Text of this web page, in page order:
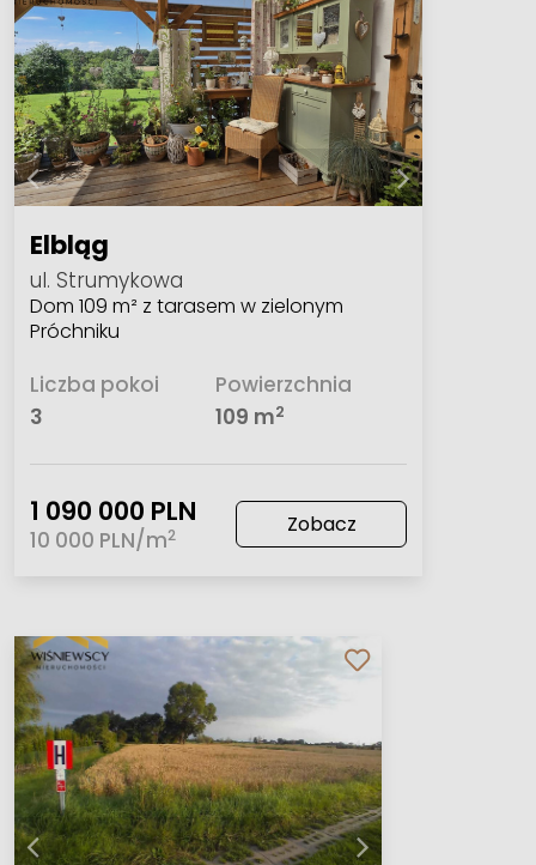
Elbląg
ul. Strumykowa
Dom 109 m² z tarasem w zielonym
Próchniku
Liczba pokoi
3
Powierzchnia
109 m2
1 090 000 PLN
10 000 PLN/m2 Zobacz